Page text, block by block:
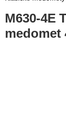
M630-4E
medomet